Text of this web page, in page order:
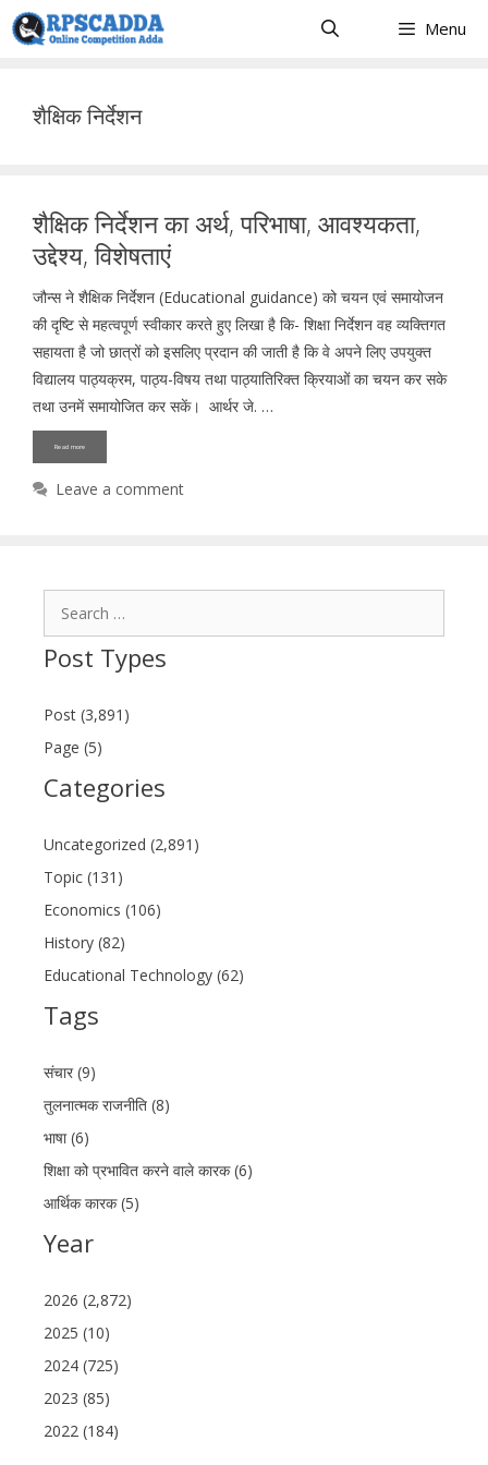
Skip
to
Menu
शैक्षिक निर्देशन
शैक्षिक निर्देशन का अर्थ, परिभाषा, आवश्यकता,
उद्देश्य, विशेषताएं
जौन्स ने शैक्षिक निर्देशन (Educational guidance) को चयन एवं समायोजन
की दृष्टि से महत्वपूर्ण स्वीकार करते हुए लिखा है कि- शिक्षा निर्देशन वह व्यक्तिगत
सहायता है जो छात्रों को इसलिए प्रदान की जाती है कि वे अपने लिए उपयुक्त
विद्यालय पाठ्यक्रम, पाठ्य-विषय तथा पाठ्यातिरिक्त क्रियाओं का चयन कर सके
तथा उनमें समायोजित कर सकें। आर्थर जे. …
Read more
Leave a comment
Post Types
Post (3,891)
Page (5)
Categories
Uncategorized (2,891)
Topic (131)
Economics (106)
History (82)
Educational Technology (62)
Tags
संचार (9)
तुलनात्मक राजनीति (8)
भाषा (6)
शिक्षा को प्रभावित करने वाले कारक (6)
आर्थिक कारक (5)
Year
2026 (2,872)
2025 (10)
2024 (725)
2023 (85)
2022 (184)